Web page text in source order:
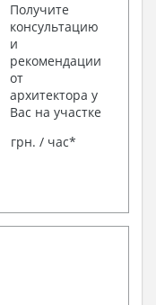
Получите
консультацию
и
рекомендации
от
архитектора у
Вас на участке
грн. / час*